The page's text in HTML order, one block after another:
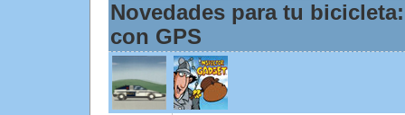
Novedades para tu
con GPS